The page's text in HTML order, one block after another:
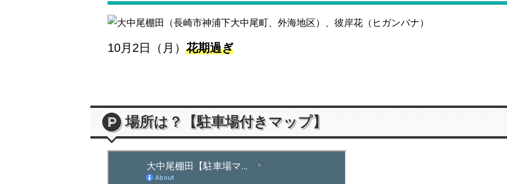
10月2日（月） 花期過ぎ
場所は？【駐車場付きマップ】